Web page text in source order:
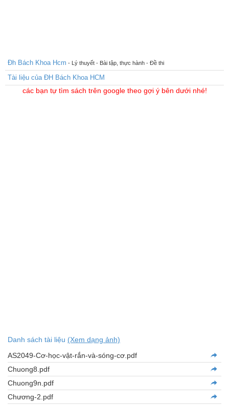
Đh Bách Khoa Hcm - Lý thuyết - Bài tập, thực hành - Đề thi
Tài liệu của ĐH Bách Khoa HCM
các bạn tự tìm sách trên google theo gợi ý bên dưới nhé!
Danh sách tài liệu (Xem dạng ảnh)
AS2049-Cơ-học-vật-rắn-và-sóng-cơ.pdf
Chuong8.pdf
Chuong9n.pdf
Chương-2.pdf